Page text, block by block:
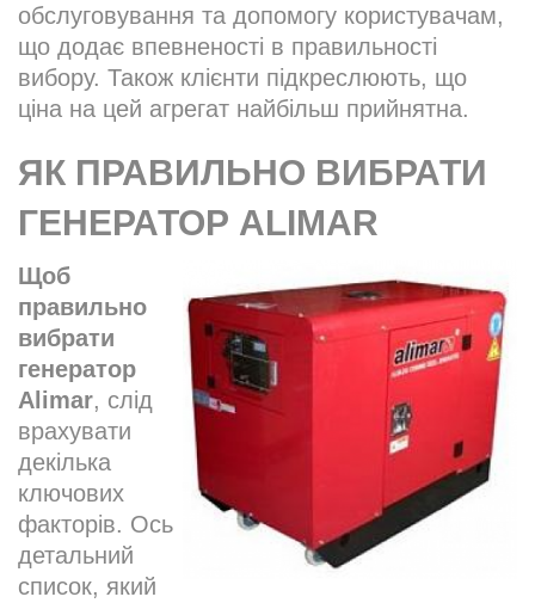
обслуговування та допомогу користувачам,
що додає впевненості в правильності
вибору. Також клієнти підкреслюють, що
ціна на цей агрегат найбільш прийнятна.
ЯК ПРАВИЛЬНО ВИБРАТИ
ГЕНЕРАТОР ALIMAR
Щоб
правильно
вибрати
генератор
Alimar, слід
врахувати
декілька
ключових
факторів. Ось
детальний
список, який